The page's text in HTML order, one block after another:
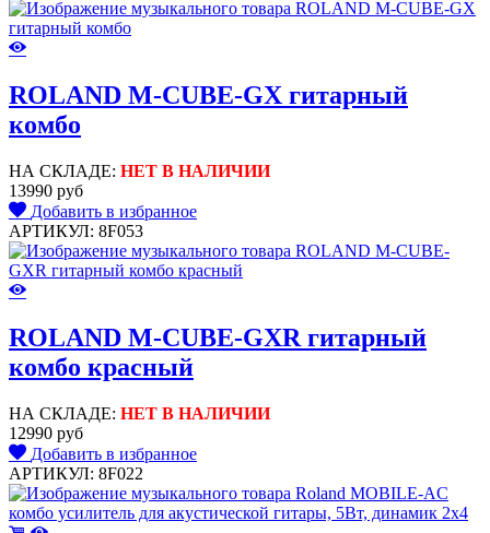
ROLAND M-CUBE-GX гитарный
комбо
НА СКЛАДЕ: НЕТ В НАЛИЧИИ
13990 руб
Добавить в избранное
АРТИКУЛ: 8F053
ROLAND M-CUBE-GXR гитарный
комбо красный
НА СКЛАДЕ: НЕТ В НАЛИЧИИ
12990 руб
Добавить в избранное
АРТИКУЛ: 8F022